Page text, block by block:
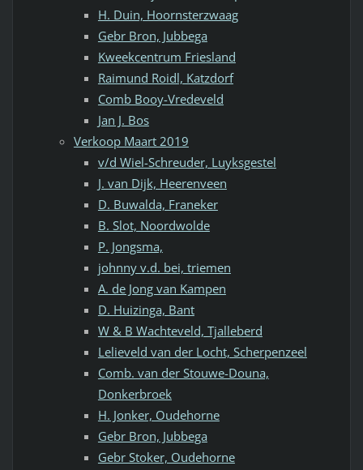
H. Duin, Hoornsterzwaag
Gebr Bron, Jubbega
Kweekcentrum Friesland
Raimund Roidl, Katzdorf
Comb Booy-Vredeveld
Jan J. Bos
Verkoop Maart 2019
v/d Wiel-Schreuder, Luyksgestel
J. van Dijk, Heerenveen
D. Buwalda, Franeker
B. Slot, Noordwolde
P. Jongsma,
johnny v.d. bei, triemen
A. de Jong van Kampen
D. Huizinga, Bant
W & B Wachteveld, Tjalleberd
Lelieveld van der Locht, Scherpenzeel
Comb. van der Stouwe-Douna,
Donkerbroek
H. Jonker, Oudehorne
Gebr Bron, Jubbega
Gebr Stoker, Oudehorne